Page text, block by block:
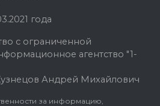
года
с ограниченной
агентство "1-
Андрей Михайлович
за информацию,